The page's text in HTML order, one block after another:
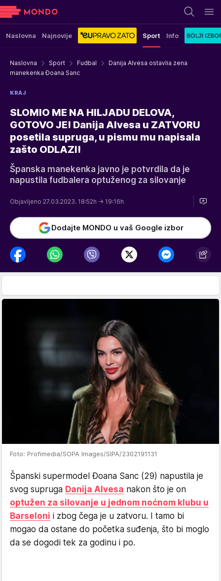
Naslovna Najnovije Sport Info
Naslovna Sport Fudbal
Danija Alvesa ostavlia zena
manekenka Đoana Sanc
KRAJ
SLOMIO ME NA HILJADU DELOVA,
GOTOVO JE! Danija Alvesa u ZATVORU
posetila supruga, u pismu mu napisala
zašto ODLAZI!
Španska manekenka javno je potvrdila da je
napustila fudbalera optuženog za silovanje
Objavljeno 27.03.2023. 18:52h → 19:16h
Dodajte MONDO u vaš Google izbor
Foto: Profimedia/SOPA Images/SIPA/2302191131
Španski supermodel Đoana Sanc (29) napustila je
svog supruga Danija Alvesa nakon što je on
optužen za silovanje u jednom noćnom klubu u
Barseloni i zbog čega je u zatvoru. I tamo bi
mogao da ostane do početka suđenja, što bi moglo
da se dogodi tek za godinu i po.